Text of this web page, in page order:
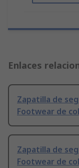
Enlaces
Zapatilla de
Footwear de
Zapatilla de
Footwear de